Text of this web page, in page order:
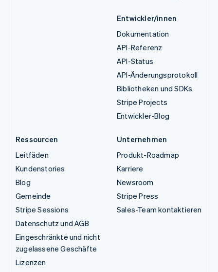
Entwickler/innen
Dokumentation
API-Referenz
API-Status
API-Änderungsprotokoll
Bibliotheken und SDKs
Stripe Projects
Entwickler-Blog
Ressourcen
Leitfäden
Kundenstories
Blog
Gemeinde
Stripe Sessions
Datenschutz und AGB
Eingeschränkte und nicht
zugelassene Geschäfte
Lizenzen
Unternehmen
Produkt-Roadmap
Karriere
Newsroom
Stripe Press
Sales-Team kontaktieren